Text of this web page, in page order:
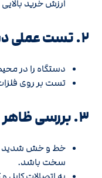
ارزش خرید بالایی
۲. تست عملی دستگاه
دستگاه را در
تست بر روی
۳. بررسی ظاهر و سلامت فیزیکی
خط و خش شدید یا
سخت باشد.